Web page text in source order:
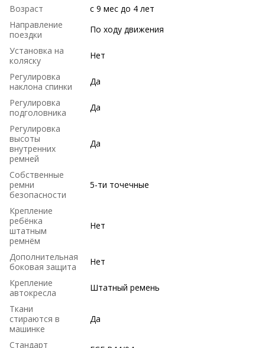
Возраст
с 9 мес до 4 лет
Направление
поездки
По ходу движения
Установка на
коляску
Нет
Регулировка
наклона спинки
Да
Регулировка
подголовника
Да
Регулировка
высоты
внутренних
ремней
Да
Собственные
ремни
безопасности
5-ти точечные
Крепление
ребёнка
штатным
ремнём
Нет
Дополнительная
боковая защита
Нет
Крепление
автокресла
Штатный ремень
Ткани
стираются в
машинке
Да
Стандарт